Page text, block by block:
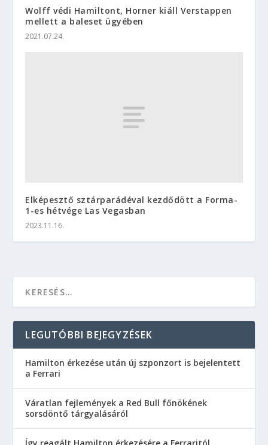
Wolff védi Hamiltont, Horner kiáll Verstappen
mellett a baleset ügyében
2021.07.24.
Elképesztő sztárparádéval kezdődött a Forma-
1-es hétvége Las Vegasban
2023.11.16.
LEGUTÓBBI BEJEGYZÉSEK
Hamilton érkezése után új szponzort is bejelentett
a Ferrari
Váratlan fejlemények a Red Bull főnökének
sorsdöntő tárgyalásáról